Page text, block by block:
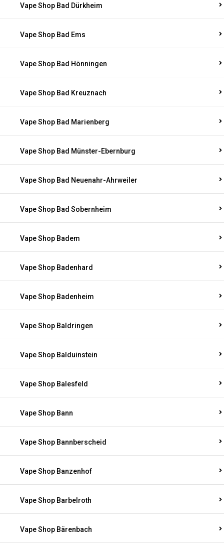
Vape Shop Bad Dürkheim
Vape Shop Bad Ems
Vape Shop Bad Hönningen
Vape Shop Bad Kreuznach
Vape Shop Bad Marienberg
Vape Shop Bad Münster-Ebernburg
Vape Shop Bad Neuenahr-Ahrweiler
Vape Shop Bad Sobernheim
Vape Shop Badem
Vape Shop Badenhard
Vape Shop Badenheim
Vape Shop Baldringen
Vape Shop Balduinstein
Vape Shop Balesfeld
Vape Shop Bann
Vape Shop Bannberscheid
Vape Shop Banzenhof
Vape Shop Barbelroth
Vape Shop Bärenbach